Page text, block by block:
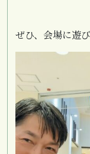
ぜひ、会場に遊